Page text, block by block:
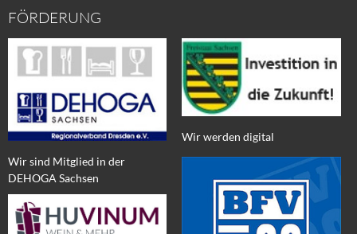
FÖRDERUNG
Wir sind Mitglied in der
DEHOGA Sachsen
Wir werden digital